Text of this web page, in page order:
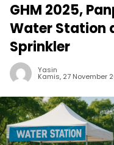
GHM 2025,
Water Station
Sprinkler
Yasin
Kamis, 27 November